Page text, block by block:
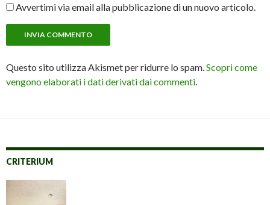
Avvertimi via email alla pubblicazione di un nuovo articolo.
Questo sito utilizza Akismet per ridurre lo spam.Scopri come
vengono elaborati i dati derivati dai commenti.
CRITERIUM